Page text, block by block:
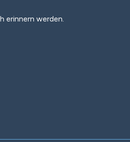
erinnern werden.